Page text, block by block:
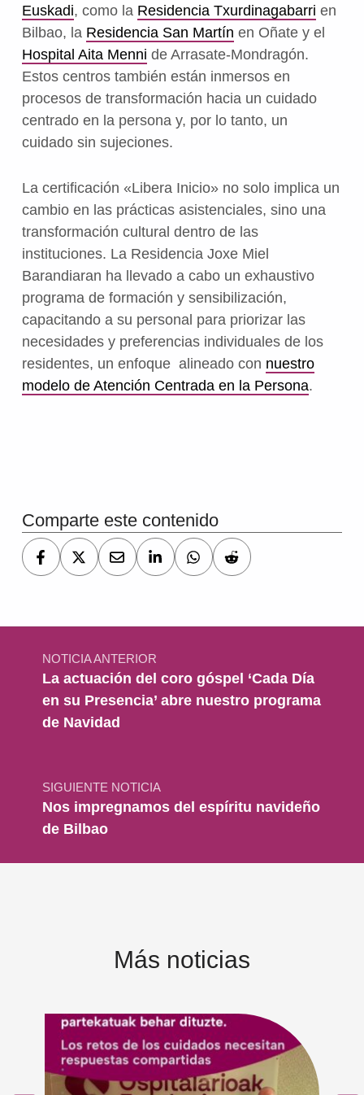
Euskadi, como la Residencia Txurdinagabarri en
Bilbao, la Residencia San Martín en Oñate y el
Hospital Aita Menni de Arrasate-Mondragón.
Estos centros también están inmersos en
procesos de transformación hacia un cuidado
centrado en la persona y, por lo tanto, un
cuidado sin sujeciones.
La certificación «Libera Inicio» no solo implica un
cambio en las prácticas asistenciales, sino una
transformación cultural dentro de las
instituciones. La Residencia Joxe Miel
Barandiaran ha llevado a cabo un exhaustivo
programa de formación y sensibilización,
capacitando a su personal para priorizar las
necesidades y preferencias individuales de los
residentes, un enfoque alineado con nuestro
modelo de Atención Centrada en la Persona.
Comparte este contenido
Navegación de entradas
NOTICIA ANTERIOR
La actuación del coro góspel ‘Cada Día
en su Presencia’ abre nuestro programa
de Navidad
SIGUIENTE NOTICIA
Nos impregnamos del espíritu navideño
de Bilbao
Más noticias